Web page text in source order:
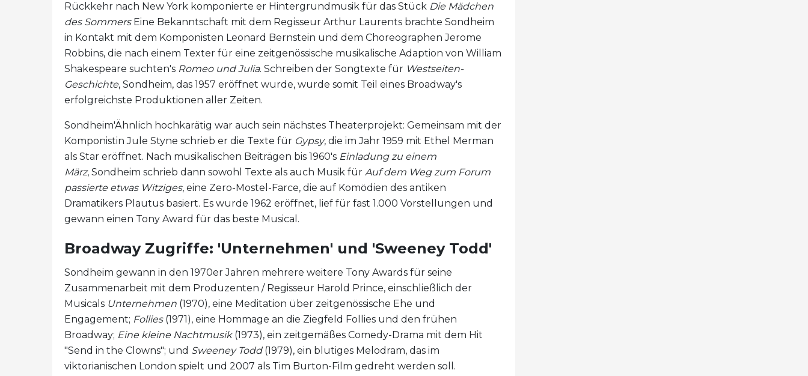
Rückkehr nach New York komponierte er Hintergrundmusik für das Stück Die Mädchen
des Sommers Eine Bekanntschaft mit dem Regisseur Arthur Laurents brachte Sondheim
in Kontakt mit dem Komponisten Leonard Bernstein und dem Choreographen Jerome
Robbins, die nach einem Texter für eine zeitgenössische musikalische Adaption von William
Shakespeare suchten's Romeo und Julia. Schreiben der Songtexte für Westseiten-
Geschichte, Sondheim, das 1957 eröffnet wurde, wurde somit Teil eines Broadway's
erfolgreichste Produktionen aller Zeiten.
Sondheim'Ähnlich hochkarätig war auch sein nächstes Theaterprojekt: Gemeinsam mit der
Komponistin Jule Styne schrieb er die Texte für Gypsy, die im Jahr 1959 mit Ethel Merman
als Star eröffnet. Nach musikalischen Beiträgen bis 1960's Einladung zu einem
März, Sondheim schrieb dann sowohl Texte als auch Musik für Auf dem Weg zum Forum
passierte etwas Witziges, eine Zero-Mostel-Farce, die auf Komödien des antiken
Dramatikers Plautus basiert. Es wurde 1962 eröffnet, lief für fast 1.000 Vorstellungen und
gewann einen Tony Award für das beste Musical.
Broadway Zugriffe: 'Unternehmen' und 'Sweeney Todd'
Sondheim gewann in den 1970er Jahren mehrere weitere Tony Awards für seine
Zusammenarbeit mit dem Produzenten / Regisseur Harold Prince, einschließlich der
Musicals Unternehmen (1970), eine Meditation über zeitgenössische Ehe und
Engagement; Follies(1971), eine Hommage an die Ziegfeld Follies und den frühen
Broadway; Eine kleine Nachtmusik(1973), ein zeitgemäßes Comedy-Drama mit dem Hit
"Send in the Clowns"; und Sweeney Todd(1979), ein blutiges Melodram, das im
viktorianischen London spielt und 2007 als Tim Burton-Film gedreht werden soll.